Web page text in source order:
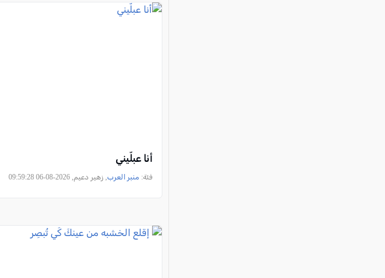
أنا عبلّيني
فئة: منبر العرب, زهير دعيم, 2026-08-06 09:59:28